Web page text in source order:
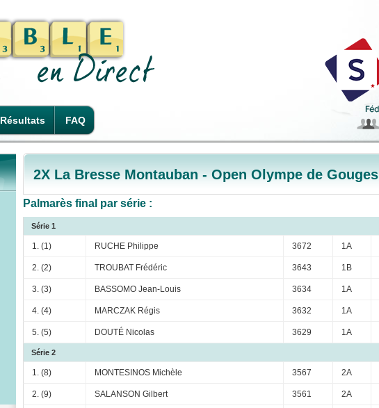
Résultats FAQ
2X La Bresse Montauban - Open Olympe de Gouges
Palmarès final par série :
Série 1
1. (1) RUCHE Philippe 3672 1A
2. (2) TROUBAT Frédéric 3643 1B
3. (3) BASSOMO Jean-Louis 3634 1A
4. (4) MARCZAK Régis 3632 1A
5. (5) DOUTÉ Nicolas 3629 1A
Série 2
1. (8) MONTESINOS Michèle 3567 2A
2. (9) SALANSON Gilbert 3561 2A